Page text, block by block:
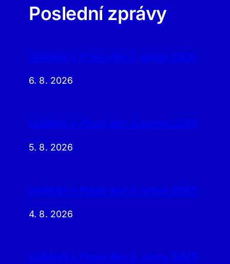
Poslední zprávy
Události v Praze dne 5. srpna 2026
6. 8. 2026
Události v Praze dne 4. srpna 2026
5. 8. 2026
Události v Praze dne 3. srpna 2026
4. 8. 2026
Události v Praze dne 2. srpna 2026